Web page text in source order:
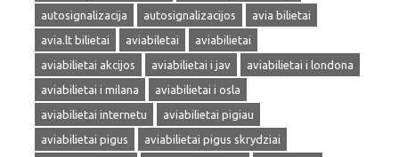
autosignalizacija
autosignalizacijos
avia bilietai
avia.lt bilietai
aviabiletai
aviabilietai
aviabilietai akcijos
aviabilietai i jav
aviabilietai i londona
aviabilietai i milana
aviabilietai i osla
aviabilietai internetu
aviabilietai pigiau
aviabilietai pigus
aviabilietai pigus skrydziai